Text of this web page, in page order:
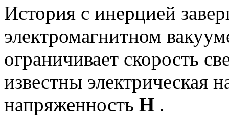
История с инерцией
электромагнитном
ограничивает скорость
известны электрическая
напряженность Н .